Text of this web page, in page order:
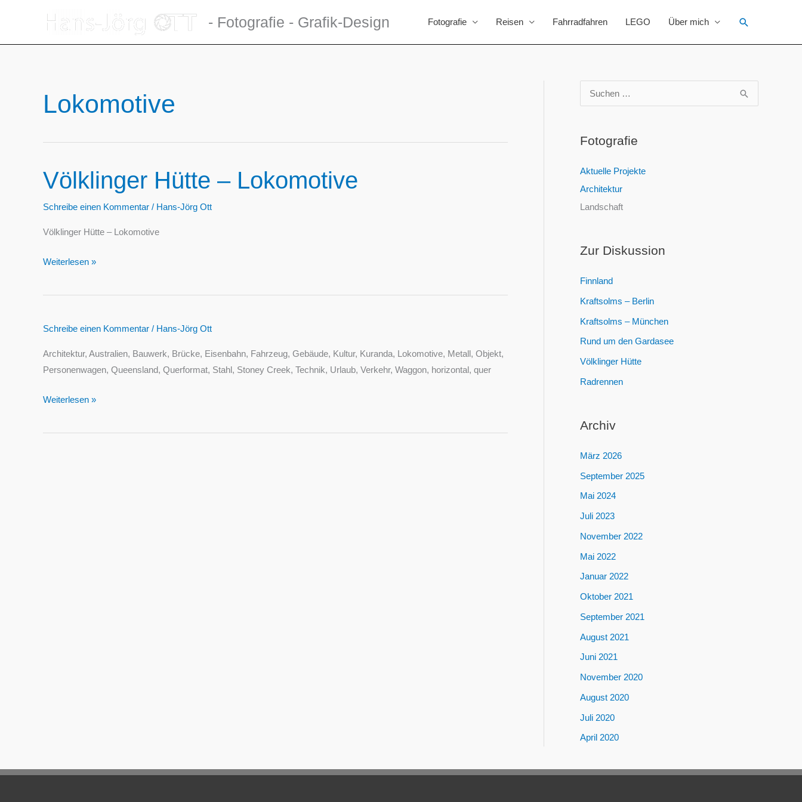
- Fotografie - Grafik-Design Fotografie Reisen Fahrradfahren LEGO Über mich Suchen
Lokomotive
Völklinger Hütte – Lokomotive
Schreibe einen Kommentar / Hans-Jörg Ott
Völklinger Hütte – Lokomotive
Völklinger
–
Weiterlesen »
Schreibe einen Kommentar / Hans-Jörg Ott
Architektur, Australien, Bauwerk, Brücke, Eisenbahn, Fahrzeug, Gebäude, Kultur, Kuranda, Lokomotive, Metall, Objekt,
Personenwagen, Queensland, Querformat, Stahl, Stoney Creek, Technik, Urlaub, Verkehr, Waggon, horizontal, quer
Weiterlesen »
u
h
h
Fotografie
Aktuelle Projekte
Architektur
Landschaft
Zur Diskussion
Finnland
Kraftsolms – Berlin
Kraftsolms – München
Rund um den Gardasee
Völklinger Hütte
Radrennen
Archiv
März 2026
September 2025
Mai 2024
Juli 2023
November 2022
Mai 2022
Januar 2022
Oktober 2021
September 2021
August 2021
Juni 2021
November 2020
August 2020
Juli 2020
April 2020